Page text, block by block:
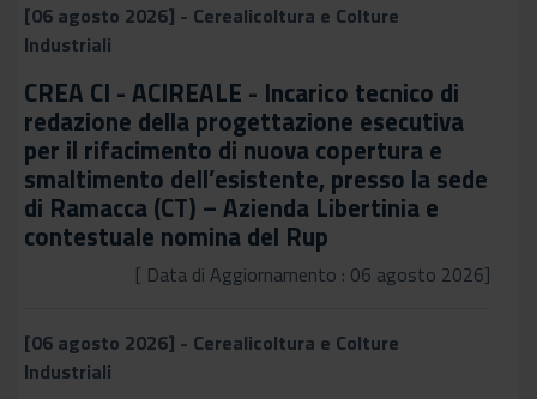
[06 agosto 2026] - Cerealicoltura e Colture
Industriali
CREA CI - ACIREALE - Incarico tecnico di
redazione della progettazione esecutiva
per il rifacimento di nuova copertura e
smaltimento dell’esistente, presso la sede
di Ramacca (CT) – Azienda Libertinia e
contestuale nomina del Rup
[ Data di Aggiornamento : 06 agosto 2026]
[06 agosto 2026] - Cerealicoltura e Colture
Industriali